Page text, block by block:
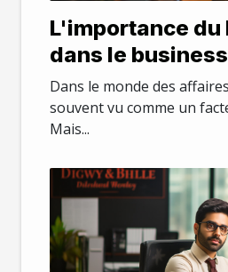
L'importance
dans le
Dans le monde des
souvent vu comme un
Mais...